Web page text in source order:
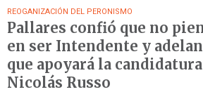
REOGANIZACIÓN DEL PERONISMO
Pallares confió que no
en ser Intendente y
que apoyará la
Nicolás Russo